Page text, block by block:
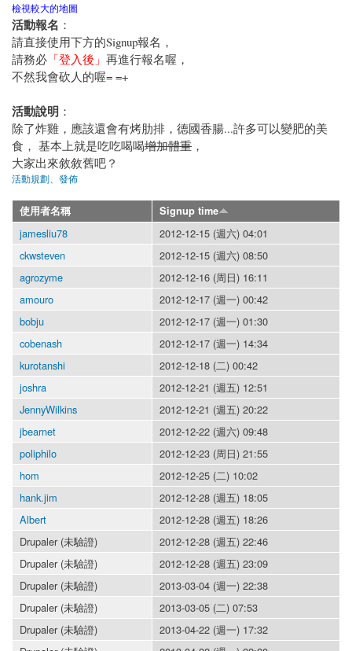
檢視較大的地圖
活動報名 ：
請直接使用下方的Signup報名，
請務必 「登入後」 再進行報名喔，
不然我會砍人的喔= =+
活動說明 ：
除了炸雞，應該還會有烤肋排，德國香腸...許多可以變肥的美
食， 基本上就是吃吃喝喝增加體重 ，
大家出來敘敘舊吧？
活動規劃、發佈
使用者名稱 Signup time
jamesliu78
2012-12-15 (週六) 04:01
ckwsteven
2012-12-15 (週六) 08:50
agrozyme
2012-12-16 (周日) 16:11
amouro
2012-12-17 (週一) 00:42
bobju
2012-12-17 (週一) 01:30
cobenash
2012-12-17 (週一) 14:34
kurotanshi
2012-12-18 (二) 00:42
joshra
2012-12-21 (週五) 12:51
JennyWilkins
2012-12-21 (週五) 20:22
jbearnet
2012-12-22 (週六) 09:48
poliphilo
2012-12-23 (周日) 21:55
hom
2012-12-25 (二) 10:02
hank.jim
2012-12-28 (週五) 18:05
Albert
2012-12-28 (週五) 18:26
Drupaler (未驗證)
2012-12-28 (週五) 22:46
Drupaler (未驗證)
2012-12-28 (週五) 23:09
Drupaler (未驗證)
2013-03-04 (週一) 22:38
Drupaler (未驗證)
2013-03-05 (二) 07:53
Drupaler (未驗證)
2013-04-22 (週一) 17:32